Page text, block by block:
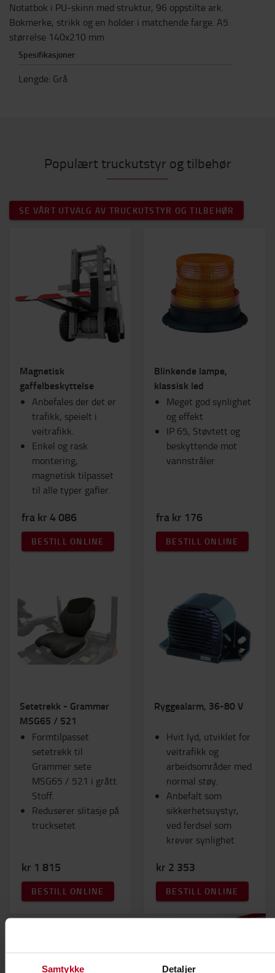
Samtykke Detaljer
Notatbok i PU-skinn med struktur, 96 oppstilte ark.
Bokmerke, strikk og en holder i matchende farge. A5
størrelse 140x210 mm
Spesifikasjoner
Lengde: Grå
Populært truckutstyr og tilbehør
SE VÅRT UTVALG AV TRUCKUTSTYR OG TILBEHØR
Magnetisk
gaffelbeskyttelse
Anbefales der det er
trafikk, speielt i
veitrafikk.
Enkel og rask
montering,
magnetisk tilpasset
til alle typer gafler.
fra kr 4 086
BESTILL ONLINE
Blinkende lampe,
klassisk led
Meget god synlighet
og effekt
IP 65, Støvtett og
beskyttende mot
vannstråler
fra kr 176
BESTILL ONLINE
Setetrekk - Grammer
MSG65 / 521
Formtilpasset
setetrekk til
Grammer sete
MSG65 / 521 i grått
Stoff.
Reduserer slitasje på
trucksetet
kr 1 815
BESTILL ONLINE
Ryggealarm, 36-80 V
Hvit lyd, utviklet for
veitrafikk og
arbeidsområder med
normal støy.
Anbefalt som
sikkerhetsuystyr,
ved ferdsel som
krever synlighet
kr 2 353
BESTILL ONLINE